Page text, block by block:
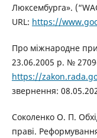
Люксембурга».
URL: https://
Про міжнародне
23.06.2005 р. №
https://
звернення:
Соколенко О. П.
праві.